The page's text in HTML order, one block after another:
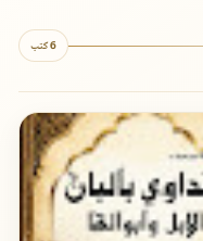
6 كتب